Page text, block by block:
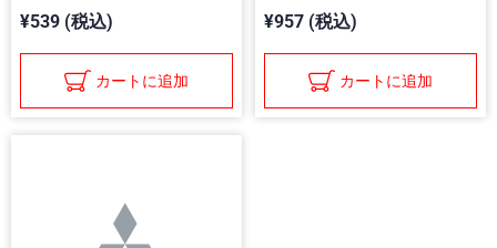
¥539 (税込)
カートに追加
¥957 (税込)
カートに追加